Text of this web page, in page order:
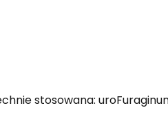
stosowana: